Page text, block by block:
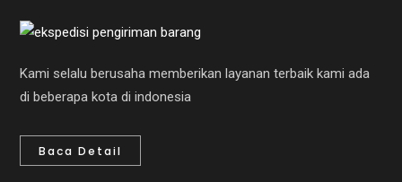
Kami selalu berusaha memberikan layanan terbaik kami ada
di beberapa kota di indonesia
Baca Detail